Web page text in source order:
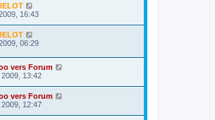
16:43
06:29
vers Forum
13:42
vers Forum
12:47